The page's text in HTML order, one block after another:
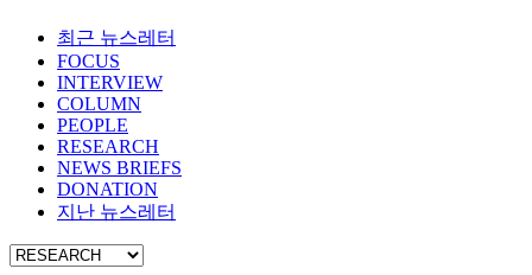
최근 뉴스레터
FOCUS
INTERVIEW
COLUMN
PEOPLE
RESEARCH
NEWS BRIEFS
DONATION
지난 뉴스레터